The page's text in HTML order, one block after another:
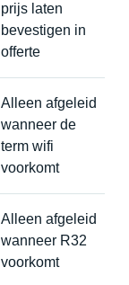
prijs laten
bevestigen in
offerte
Alleen afgeleid
wanneer de
term wifi
voorkomt
Alleen afgeleid
wanneer R32
voorkomt